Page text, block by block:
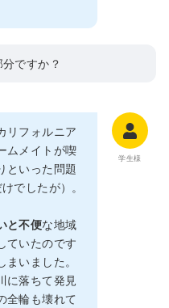
ですか？
学生様
リフォルニア
ムメイトが喫
といった問題
でしたが）。
と不便な地域
ていたのです
いました。
に落ちて発見
全輪も壊れて